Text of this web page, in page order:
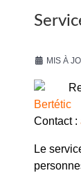
MIS À
Bertétic
Contact :
Le